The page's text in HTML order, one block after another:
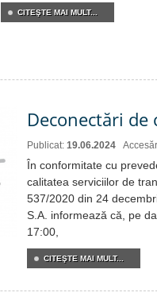
CITEŞTE MAI MULT...
Deconectări
Publicat: 19.06.2024
În conformitate cu
calitatea serviciilor de
537/2020 din 24
S.A. informează că, pe
17:00,
CITEŞTE MAI MULT...